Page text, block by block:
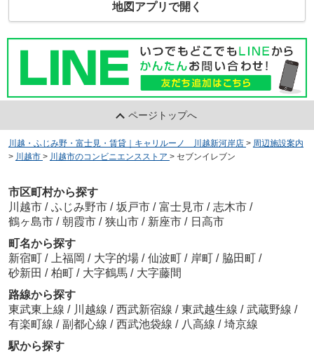
地図アプリで開く
ページトップへ
川越・ふじみ野・富士見・賃貸｜キャリルーノ 川越新河岸店 > 周辺施設案内
> 川越市 > 川越市のコンビニエンスストア > セブンイレブン
市区町村から探す
川越市 / ふじみ野市 / 坂戸市 / 富士見市 / 志木市 /
鶴ヶ島市 / 朝霞市 / 狭山市 / 新座市 / 日高市
町名から探す
新宿町 / 上福岡 / 大字的場 / 仙波町 / 岸町 / 脇田町 /
砂新田 / 柏町 / 大字鶴馬 / 大字藤間
路線から探す
東武東上線 / 川越線 / 西武新宿線 / 東武越生線 / 武蔵野線 /
有楽町線 / 副都心線 / 西武池袋線 / 八高線 / 埼京線
駅から探す